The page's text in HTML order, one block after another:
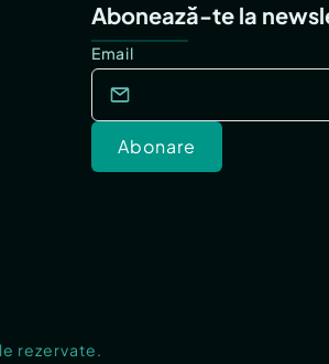
Abonează-te la
Email
Abonare
rezervate.